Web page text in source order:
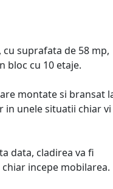
suprafata de 58 mp,
bloc cu 10 etaje.
montate si bransat
in unele situatii chiar vi
data, cladirea va fi
incepe mobilarea.